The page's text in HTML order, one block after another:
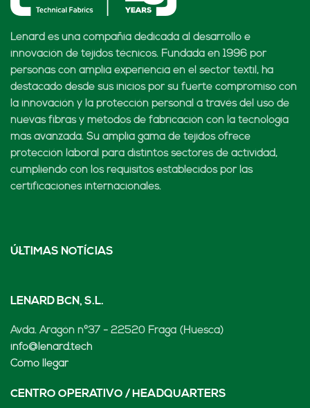
Lenard es una compañía dedicada al desarrollo e
innovación de tejidos técnicos. Fundada en 1996 por
personas con amplia experiencia en el sector textil, ha
destacado desde sus inicios por su fuerte compromiso con
la innovación y la protección personal a través del uso de
nuevas fibras y métodos de fabricación con la tecnología
más avanzada. Su amplia gama de tejidos ofrece
protección laboral para distintos sectores de actividad,
cumpliendo con los requisitos establecidos por las
certificaciones internacionales.
ÚLTIMAS NOTÍCIAS
LENARD BCN, S.L.
Avda. Aragón nº37 - 22520 Fraga (Huesca)
info@lenard.tech
Cómo llegar
CENTRO OPERATIVO / HEADQUARTERS